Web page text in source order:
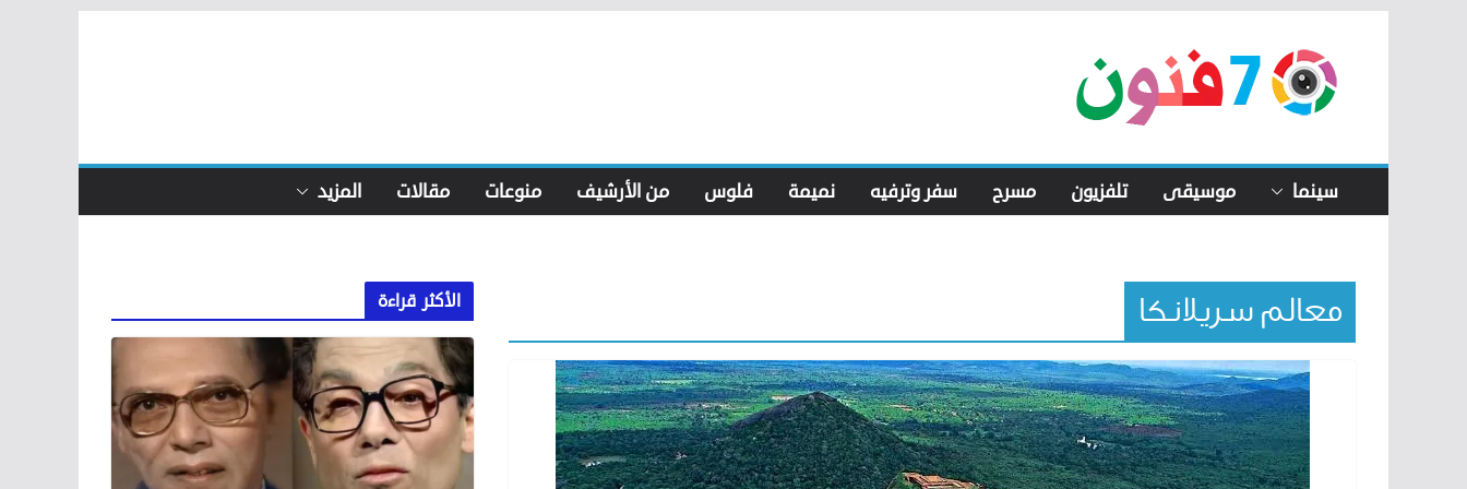
content
سينما موسيقى تلفزيون مسرح سفر وترفيه نميمة فلوس من الأرشيف منوعات مقالات المزيد
معالم سريلانكا الأكثر قراءة